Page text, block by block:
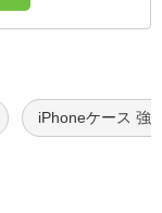
iPhoneケース 強